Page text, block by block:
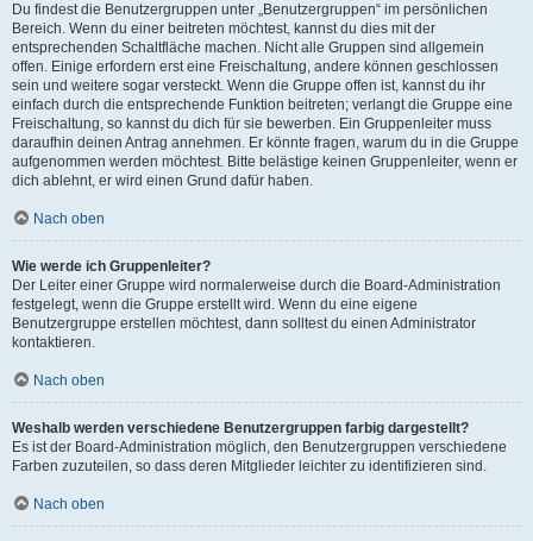
Du findest die Benutzergruppen unter „Benutzergruppen“ im persönlichen
Bereich. Wenn du einer beitreten möchtest, kannst du dies mit der
entsprechenden Schaltfläche machen. Nicht alle Gruppen sind allgemein
offen. Einige erfordern erst eine Freischaltung, andere können geschlossen
sein und weitere sogar versteckt. Wenn die Gruppe offen ist, kannst du ihr
einfach durch die entsprechende Funktion beitreten; verlangt die Gruppe eine
Freischaltung, so kannst du dich für sie bewerben. Ein Gruppenleiter muss
daraufhin deinen Antrag annehmen. Er könnte fragen, warum du in die Gruppe
aufgenommen werden möchtest. Bitte belästige keinen Gruppenleiter, wenn er
dich ablehnt, er wird einen Grund dafür haben.
Nach oben
Wie werde ich Gruppenleiter?
Der Leiter einer Gruppe wird normalerweise durch die Board-Administration
festgelegt, wenn die Gruppe erstellt wird. Wenn du eine eigene
Benutzergruppe erstellen möchtest, dann solltest du einen Administrator
kontaktieren.
Nach oben
Weshalb werden verschiedene Benutzergruppen farbig dargestellt?
Es ist der Board-Administration möglich, den Benutzergruppen verschiedene
Farben zuzuteilen, so dass deren Mitglieder leichter zu identifizieren sind.
Nach oben